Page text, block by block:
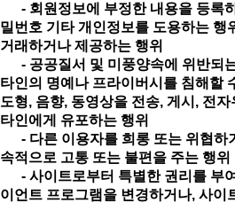
- 회원정보에 부정한 내용을 등록
밀번호 기타 개인정보를 도용하는 행
거래하거나 제공하는 행위
- 공공질서 및 미풍양속에 위반되
타인의 명예나 프라이버시를 침해할
도형, 음향, 동영상을 전송, 게시, 전
타인에게 유포하는 행위
- 다른 이용자를 희롱 또는 위협하
속적으로 고통 또는 불편을 주는 행위
- 사이트로부터 특별한 권리를 부
이언트 프로그램을 변경하거나, 사이